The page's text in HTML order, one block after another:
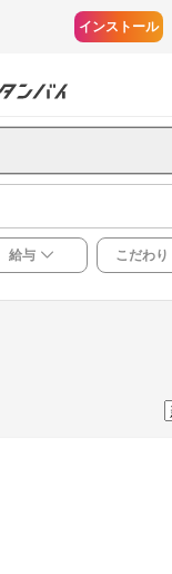
インストール
給与 こだわり